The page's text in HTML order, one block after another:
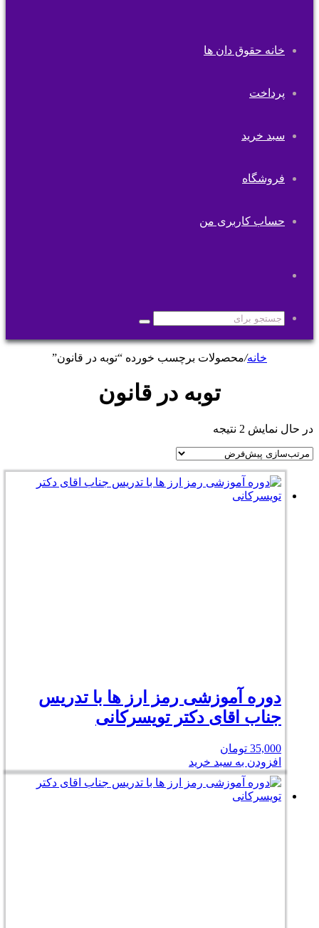
خانه حقوق دان ها
پرداخت
سبد خرید
فروشگاه
حساب کاربری من
پوسته
جستجو
برای
خانه/محصولات برچسب خورده “توبه در قانون”
توبه در قانون
در حال نمایش 2 نتیجه
دوره آموزشی رمز ارز ها با تدریس
جناب اقای دکتر تویسرکانی
35,000 تومان
افزودن به سبد خرید